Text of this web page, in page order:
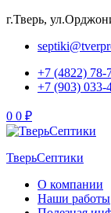
г.Тверь,
+7 (4822) 78-
+7 (903) 033-
Menu
0 0 ₽
ТверьСептики
О компании
Наши работы